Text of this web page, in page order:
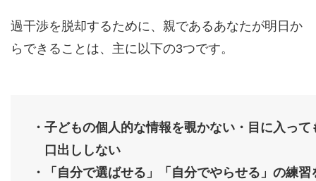
過干渉を脱却するために、親であるあなたが明日か
らできることは、主に以下の3つです。
・子どもの個人的な情報を覗かない・目に入って
口出ししない
・「自分で選ばせる」「自分でやらせる」の練習